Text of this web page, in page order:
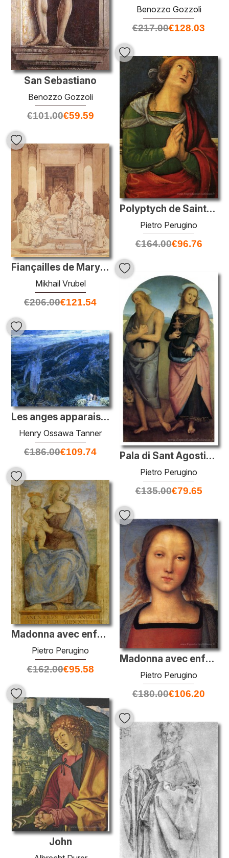
San Sebastiano
Benozzo Gozzoli
€101.00€59.59
Benozzo Gozzoli
€217.00€128.03
Polyptych de Saint-Pierre (Santa Flavia)
Pietro Perugino
€164.00€96.76
Fiançailles de Mary et Joseph
Mikhail Vrubel
€206.00€121.54
Pala di Sant Agostino (Saint-Jérôme et Santa Maria Magdalena)
Pietro Perugino
€135.00€79.65
Les anges apparaissent devant les bergers
Henry Ossawa Tanner
€186.00€109.74
Madonna avec enfant. Oratoire d'annonciation
Pietro Perugino
€162.00€95.58
Madonna avec enfant (détail particulier)
Pietro Perugino
€180.00€106.20
John